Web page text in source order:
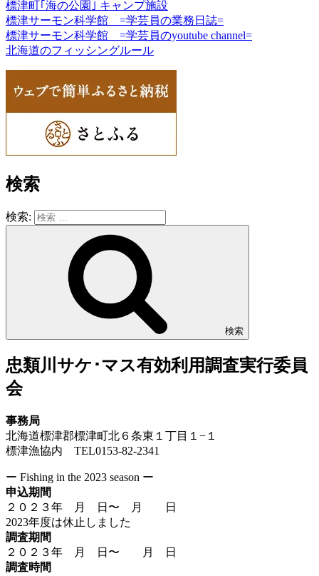
標津町｢海の公園｣ キャンプ施設
標津サーモン科学館 =学芸員の業務日誌=
標津サーモン科学館 =学芸員のyoutube channel=
北海道のフィッシングルール
検索
検索:
検索
忠類川サケ･マス有効利用調査実行委員
会
事務局
北海道標津郡標津町北６条東１丁目１−１
標津漁協内 TEL0153-82-2341
ー Fishing in the 2023 season ー
申込期間
２０２３年 月 日〜 月 日
2023年度は休止しました
調査期間
２０２３年 月 日〜 月 日
調査時間